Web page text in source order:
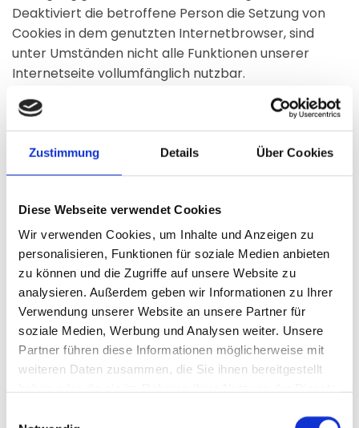
Zustimmung Details Über Cookies
Diese Webseite verwendet Cookies
Wir verwenden Cookies, um Inhalte und Anzeigen zu
personalisieren, Funktionen für soziale Medien anbieten
zu können und die Zugriffe auf unsere Website zu
analysieren. Außerdem geben wir Informationen zu Ihrer
Verwendung unserer Website an unsere Partner für
soziale Medien, Werbung und Analysen weiter. Unsere
Partner führen diese Informationen möglicherweise mit
weiteren Daten zusammen, die Sie ihnen bereitgestellt
Deaktiviert die betroffene Person die Setzung von
Cookies in dem genutzten Internetbrowser, sind
unter Umständen nicht alle Funktionen unserer
Internetseite vollumfänglich nutzbar.
Notwendige Cookies
Diese Cookies sind wichtig, damit Besucher die
Website durchsuchen und ihre Funktionen nutzen
Identifizierung von Besuchern verwendet werden, da
alle Daten anonymisiert sind.
1.) Sitzung
Zweck: Zum Erinnern an unterschiedliche
Besucherpräferenzen auf der Website.
Dauer: Für die Dauer der Browsersitzung.
2.) Bevorzugte Sprache
Zweck: Um die Website in der vom Besucher